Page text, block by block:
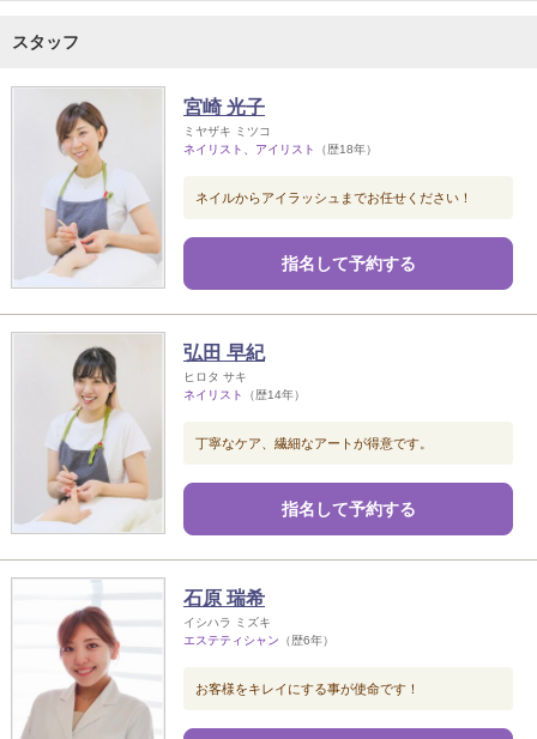
スタッフ
宮崎 光子
ミヤザキ ミツコ
ネイリスト、アイリスト
（歴18年）
ネイルからアイラッシュまでお任せください！
指名して予約する
弘田 早紀
ヒロタ サキ
ネイリスト
（歴14年）
丁寧なケア、繊細なアートが得意です。
指名して予約する
石原 瑞希
イシハラ ミズキ
エステティシャン （歴6年）
お客様をキレイにする事が使命です！